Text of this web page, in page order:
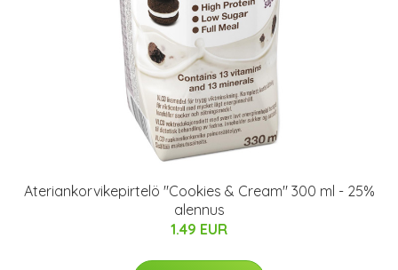
Ateriankorvikepirtelö "Cookies & Cream" 300 ml - 25%
alennus
1.49 EUR